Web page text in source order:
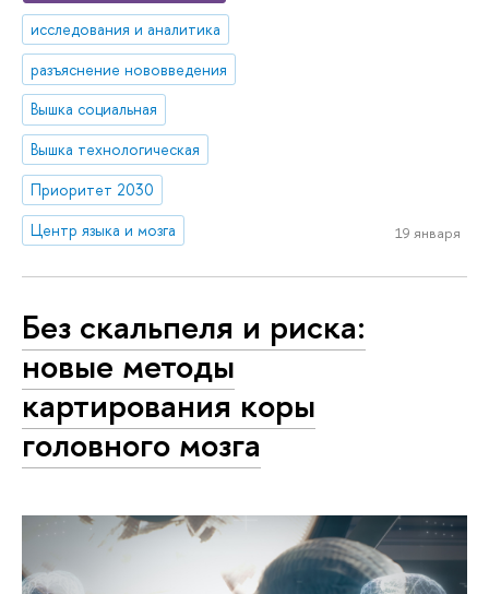
исследования и аналитика
разъяснение нововведения
Вышка социальная
Вышка технологическая
Приоритет 2030
Центр языка и мозга
19 января
Без скальпеля и риска:
новые методы
картирования коры
головного мозга